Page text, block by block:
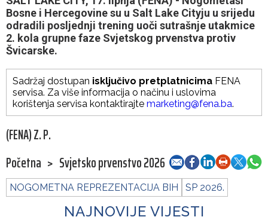
Bosne i Hercegovine su u Salt Lake Cityju u srijedu
odradili posljednji trening uoči sutrašnje utakmice
2. kola grupne faze Svjetskog prvenstva protiv
Švicarske.
Sadržaj dostupan isključivo pretplatnicima FENA
servisa. Za više informacija o načinu i uslovima
korištenja servisa kontaktirajte marketing@fena.ba.
(FENA) Z. P.
Početna > Svjetsko prvenstvo 2026
NOGOMETNA REPREZENTACIJA BIH SP 2026.
NAJNOVIJE VIJESTI